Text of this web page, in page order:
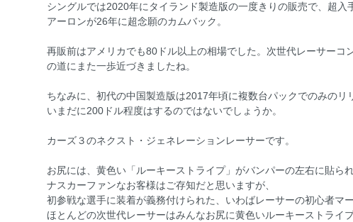
シングルでは2020年にタイランド製造版の一度きりの販売で、超入
アーロンが26年に超念願のカムバック。
再販前はアメリカでも80ドル以上の相場でした。次世代レーサーコ
の道にまた一歩近づきましたね。
ちなみに、初代の中国製造版は2017年頃に複数台パックでのみのリ
いまだに200ドル程度はするのではないでしょうか。
カーズ３のネクスト・ジェネレーションレーサーです。
お尻には、黄色い「ルーキーストライプ」がバンパーの左右に貼られ
ナスカーファンなお客様はご存知だと思いますが、
初参戦な選手に装着が義務付けられた、いわばレーサーの初心者マー
ほとんどの次世代レーサーはみんなお尻に黄色いルーキーストライ